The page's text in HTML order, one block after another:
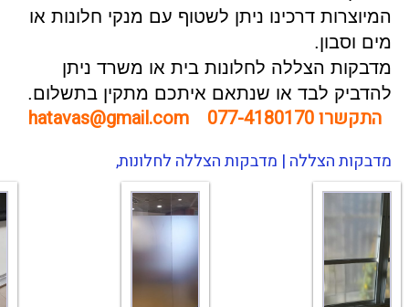
המיוצרות דרכינו ניתן לשטוף עם מנקי חלונות או
מים וסבון.
מדבקות הצללה לחלונות בית או משרד ניתן
להדביק לבד או שנתאם איתכם מתקין בתשלום.
התקשרו077-4180170
hatavas@gmail.com
מדבקות הצללה | מדבקות הצללה לחלונות,